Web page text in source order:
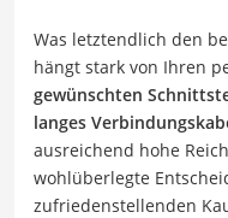
Was letztendlich den
hängt stark von Ihren
gewünschten
langes
ausreichend hohe
wohlüberlegte
zufriedenstellenden